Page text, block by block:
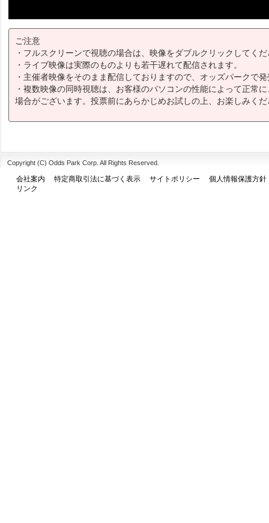
ご注意
・フルスクリーンで視聴の場合は、映像をダブルクリックしてく
・ライブ映像は実際のものよりも若干遅れて配信されます。
・主催者映像をそのまま配信しておりますので、オッズパークで
・複数映像の同時視聴は、お客様のパソコンの性能によって正常
場合がございます。投票前にあらかじめお試しの上、お楽しみく
Copyright (C) Odds Park Corp. All Rights Reserved.
会社案内 特定商取引法に基づく表示 サイトポリシー
個人情報保護方針
リンク